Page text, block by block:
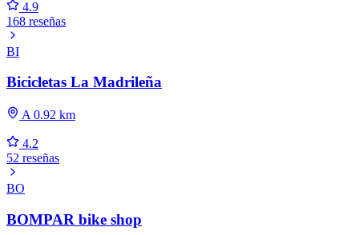
4.9
168 reseñas
BI
Bicicletas La Madrileña
A 0.92 km
4.2
52 reseñas
BO
BOMPAR bike shop